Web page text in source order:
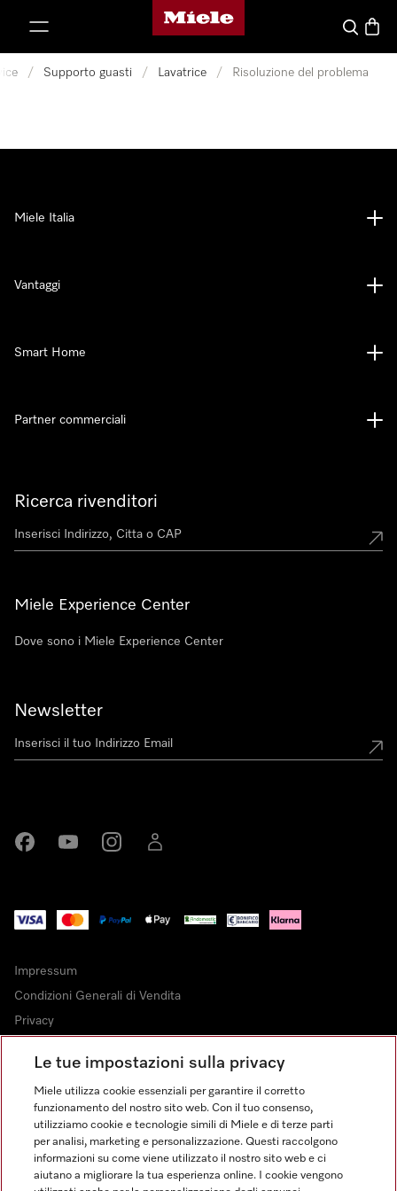
Homepage di Miele
Cerca
/ Supporto guasti / Lavatrice / Risoluzione del problema
Ricerca rivenditori
Miele Experience Center
Dove sono i Miele Experience Center
Newsletter
Miele Italia
Vantaggi
Smart Home
Partner commerciali
Impressum
Condizioni Generali di Vendita
Privacy
Dichiarazione di Accessibilità
Modulo di recesso
Legge sui servizi digitali
Impostazioni cookie
Le tue impostazioni sulla privacy
Miele utilizza cookie essenziali per garantire il corretto
funzionamento del nostro sito web. Con il tuo consenso,
utilizziamo cookie e tecnologie simili di Miele e di terze parti
per analisi, marketing e personalizzazione. Questi raccolgono
informazioni su come viene utilizzato il nostro sito web e ci
aiutano a migliorare la tua esperienza online. I cookie vengono